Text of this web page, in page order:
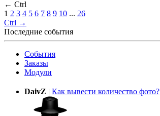
← Ctrl
1 2 3 4 5 6 7 8 9 10 ... 26
Ctrl →
Последние события
События
Заказы
Модули
DaivZ | Как вывести количество фото?